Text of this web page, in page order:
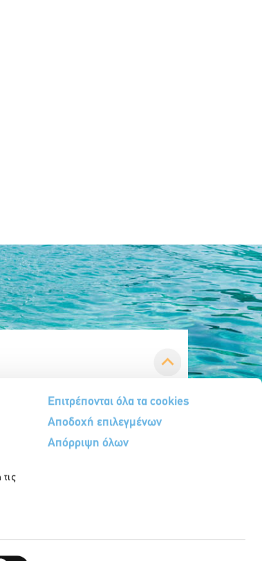
Επιτρέπονται όλα τα cookies
Αποδοχή επιλεγμένων
Απόρριψη όλων
newsletter